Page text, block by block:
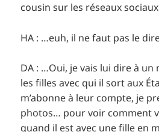
cousin sur les réseaux
HA : …euh, il ne faut pas le
DA : …Oui, je vais lui dire à
les filles avec qui il sort aux
m’abonne à leur compte, je
photos… pour voir comment
quand il est avec une fille en